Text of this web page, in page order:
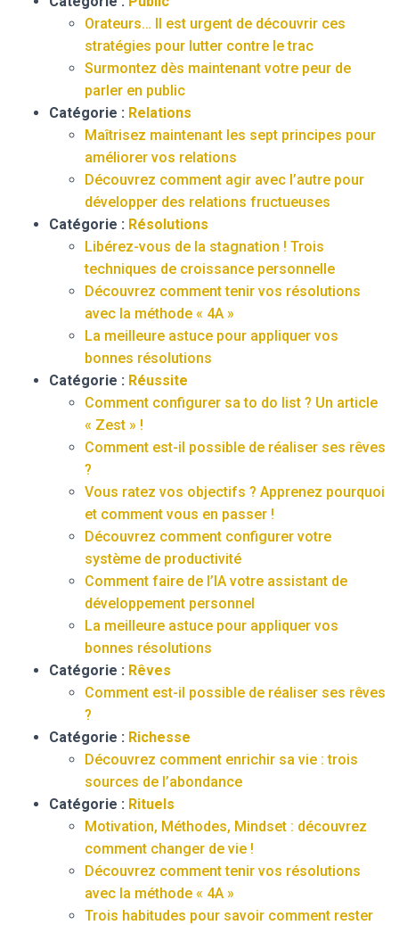
Orateurs… Il est urgent de découvrir ces
stratégies pour lutter contre le trac
Surmontez dès maintenant votre peur de
parler en public
Catégorie : Relations
Maîtrisez maintenant les sept principes pour
améliorer vos relations
Découvrez comment agir avec l’autre pour
développer des relations fructueuses
Catégorie : Résolutions
Libérez-vous de la stagnation ! Trois
techniques de croissance personnelle
Découvrez comment tenir vos résolutions
avec la méthode « 4A »
La meilleure astuce pour appliquer vos
bonnes résolutions
Catégorie : Réussite
Comment configurer sa to do list ? Un article
« Zest » !
Comment est-il possible de réaliser ses rêves
?
Vous ratez vos objectifs ? Apprenez pourquoi
et comment vous en passer !
Découvrez comment configurer votre
système de productivité
Comment faire de l’IA votre assistant de
développement personnel
La meilleure astuce pour appliquer vos
bonnes résolutions
Catégorie : Rêves
Comment est-il possible de réaliser ses rêves
?
Catégorie : Richesse
Découvrez comment enrichir sa vie : trois
sources de l’abondance
Catégorie : Rituels
Motivation, Méthodes, Mindset : découvrez
comment changer de vie !
Découvrez comment tenir vos résolutions
avec la méthode « 4A »
Trois habitudes pour savoir comment rester